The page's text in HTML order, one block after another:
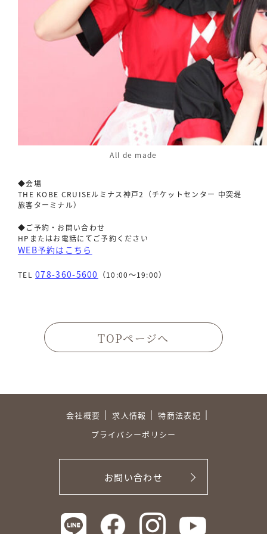
All de made
◆会場
THE KOBE CRUISEルミナス神戸2（チケットセンター 中突堤
旅客ターミナル）
◆ご予約・お問い合わせ
HPまたはお電話にてご予約ください
WEB予約はこちら
TEL078-360-5600 （10:00〜19:00）
TOPページへ
会社概要 求人情報
特商法表記
プライバシーポリシー
お問い合わせ